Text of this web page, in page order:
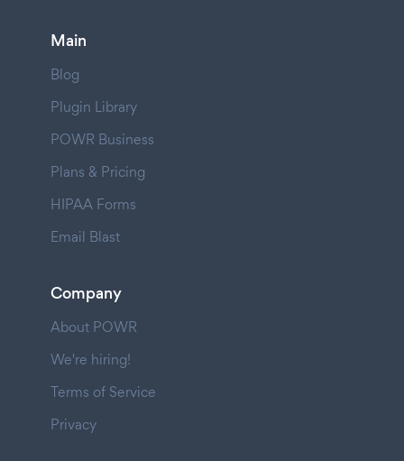
Main
Blog
Plugin Library
POWR Business
Plans & Pricing
HIPAA Forms
Email Blast
Company
About POWR
We're hiring!
Terms of Service
Privacy